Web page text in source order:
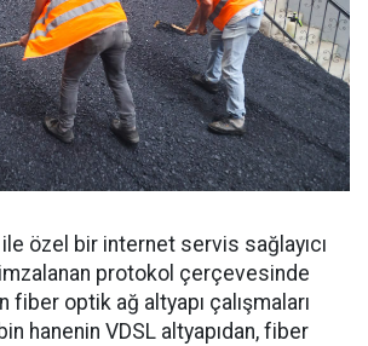
özel bir internet servis sağlayıcı
protokol çerçevesinde
optik ağ altyapı çalışmaları
hanenin VDSL altyapıdan, fiber